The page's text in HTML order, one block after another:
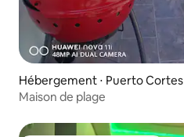
Hébergement ⋅ Puerto Cortes
Maison de plage